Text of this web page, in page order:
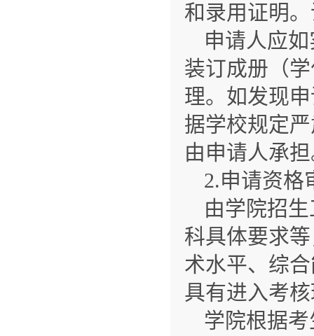
和录用证明
申请人应
装订成册（
理。如发现
据学校规定
由申请人承
2.申请资格
由学院招
科具体要求
术水平、综
具有进入考
学院根据